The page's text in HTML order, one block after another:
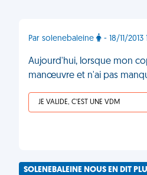
Par solenebaleine - 18/11/
Aujourd'hui, lorsque mon
manœuvre et n'ai pas
JE VALIDE, C'EST UNE VDM
SOLENEBALEINE NOUS EN DIT